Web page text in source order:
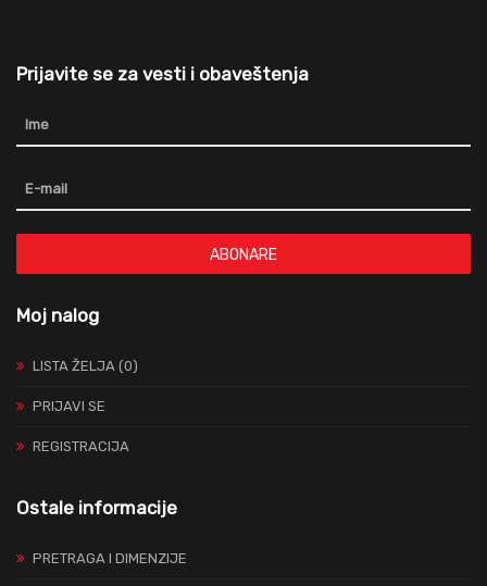
Prijavite se za vesti i obaveštenja
ABONARE
Moj nalog
LISTA ŽELJA (0)
PRIJAVI SE
REGISTRACIJA
Ostale informacije
PRETRAGA I DIMENZIJE